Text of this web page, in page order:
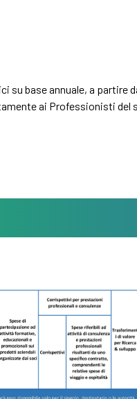
base annuale, a partire
ai Professionisti del